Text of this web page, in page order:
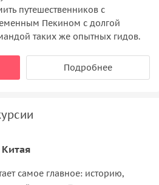
путешественников с
Пекином с долгой
таких же опытных гидов.
Подробнее
самое главное: историю,